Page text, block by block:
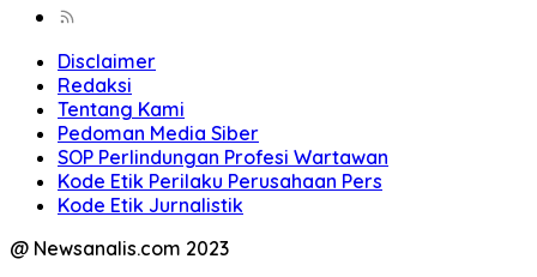
Disclaimer
Redaksi
Tentang Kami
Pedoman Media Siber
SOP Perlindungan Profesi Wartawan
Kode Etik Perilaku Perusahaan Pers
Kode Etik Jurnalistik
@ Newsanalis.com 2023